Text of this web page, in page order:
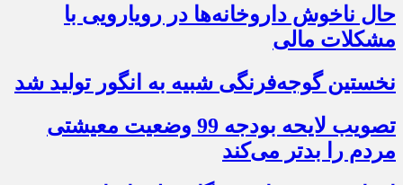
حال ناخوش داروخانه‌ها در رویارویی با
مشکلات مالی
نخستین گوجه‌فرنگی شبیه به انگور تولید شد
تصویب لایحه بودجه 99 وضعیت معیشتی
مردم را بدتر می‌کند